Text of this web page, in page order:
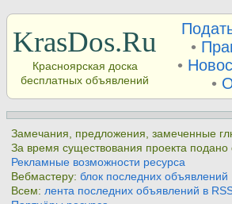
KrasDos.Ru
Красноярская доска
бесплатных объявлений
•
•
•
Замечания, предложения, замеченные
За время существования проекта
Рекламные возможности ресурса
Вебмастеру:блок последних объявлений
Всем:лента последних объявлений в